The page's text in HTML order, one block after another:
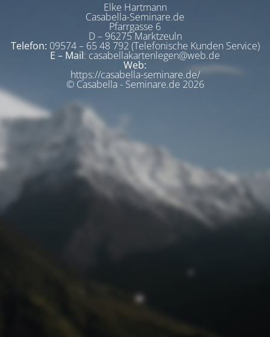
Elke Hartmann
Casabella-Seminare.de
Pfarrgasse 6
D – 96275 Marktzeuln
Telefon: 09574 – 65 48 792 (Telefonische Kunden Service)
E – Mail: casabellakartenlegen@web.de
Web:
https://casabella-seminare.de/
© Casabella - Seminare.de 2026